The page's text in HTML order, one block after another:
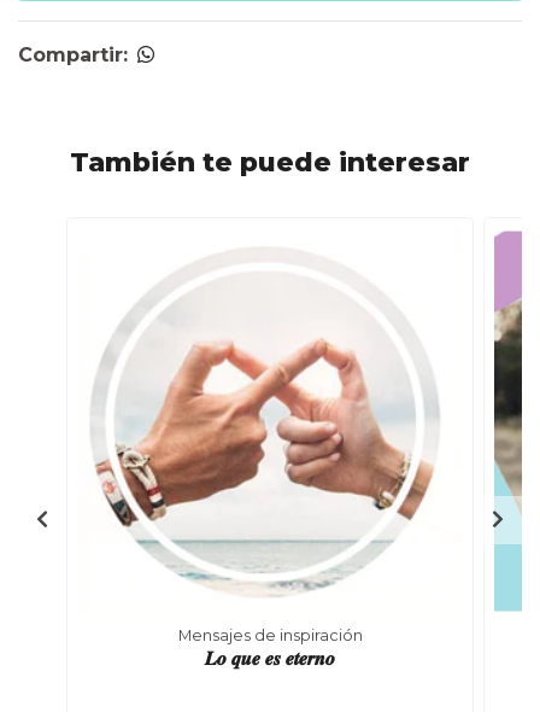
Compartir:
También te puede interesar
Mensajes de inspiración
𝑳𝒐 𝒒𝒖𝒆 𝒆𝒔 𝒆𝒕𝒆𝒓𝒏𝒐